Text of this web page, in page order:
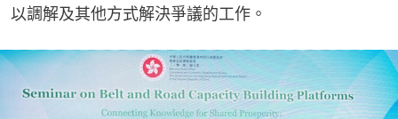
以調解及其他方式解決爭議的工作。